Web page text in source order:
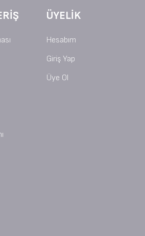
ÜYELIK
Hesabım
Giriş Yap
Üye Ol